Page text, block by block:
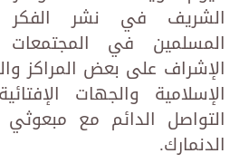
الشريف في نشر الفكر
المسلمين في المجتمعات
الإشراف على بعض المراكز
الإسلامية والجهات
التواصل الدائم مع
الدنمارك.